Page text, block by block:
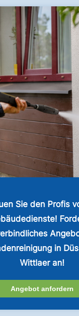
Sie den Profis
in
Wittlaer an!
Angebot anfordern